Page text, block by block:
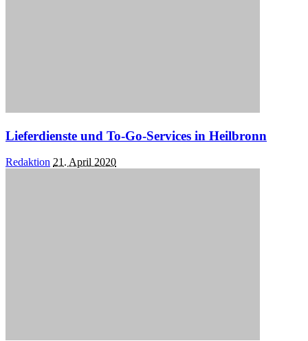
Lieferdienste und To-Go-Services in Heilbronn
Posted
Redaktion 21. April 2020